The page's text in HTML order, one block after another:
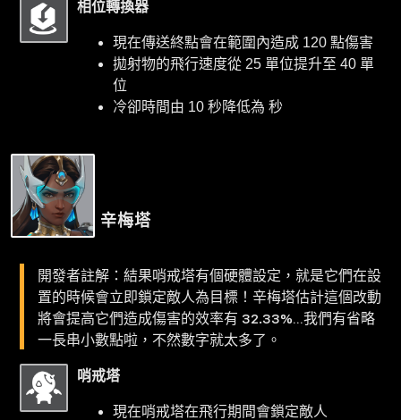
相位轉換器
現在傳送終點會在範圍內造成 120 點傷害
拋射物的飛行速度從 25 單位提升至 40 單
位
冷卻時間由 10 秒降低為 秒
辛梅塔
開發者註解：結果哨戒塔有個硬體設定，就是它們在設
置的時候會立即鎖定敵人為目標！辛梅塔估計這個改動
將會提高它們造成傷害的效率有 32.33%…我們有省略
一長串小數點啦，不然數字就太多了。
哨戒塔
現在哨戒塔在飛行期間會鎖定敵人